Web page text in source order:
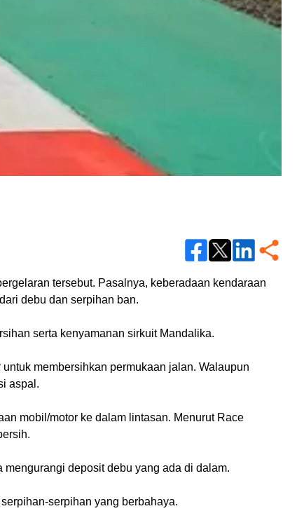
tersebut. Pasalnya, keberadaan kendaraan
debu dan serpihan ban.
serta kenyamanan sirkuit Mandalika.
membersihkan permukaan jalan. Walaupun
aspal.
mobil/motor ke dalam lintasan. Menurut Race
deposit debu yang ada di dalam.
serpihan yang berbahaya.